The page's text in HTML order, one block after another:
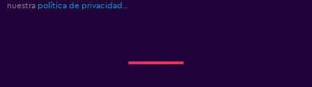
nuestra política de privacidad.